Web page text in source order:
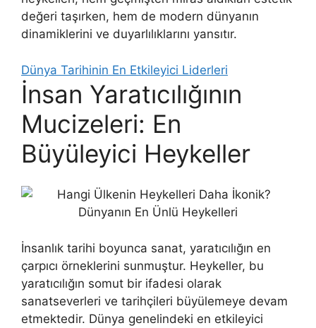
değeri taşırken, hem de modern dünyanın
dinamiklerini ve duyarlılıklarını yansıtır.
Dünya Tarihinin En Etkileyici Liderleri
İnsan Yaratıcılığının
Mucizeleri: En
Büyüleyici Heykeller
İnsanlık tarihi boyunca sanat, yaratıcılığın en
çarpıcı örneklerini sunmuştur. Heykeller, bu
yaratıcılığın somut bir ifadesi olarak
sanatseverleri ve tarihçileri büyülemeye devam
etmektedir. Dünya genelindeki en etkileyici